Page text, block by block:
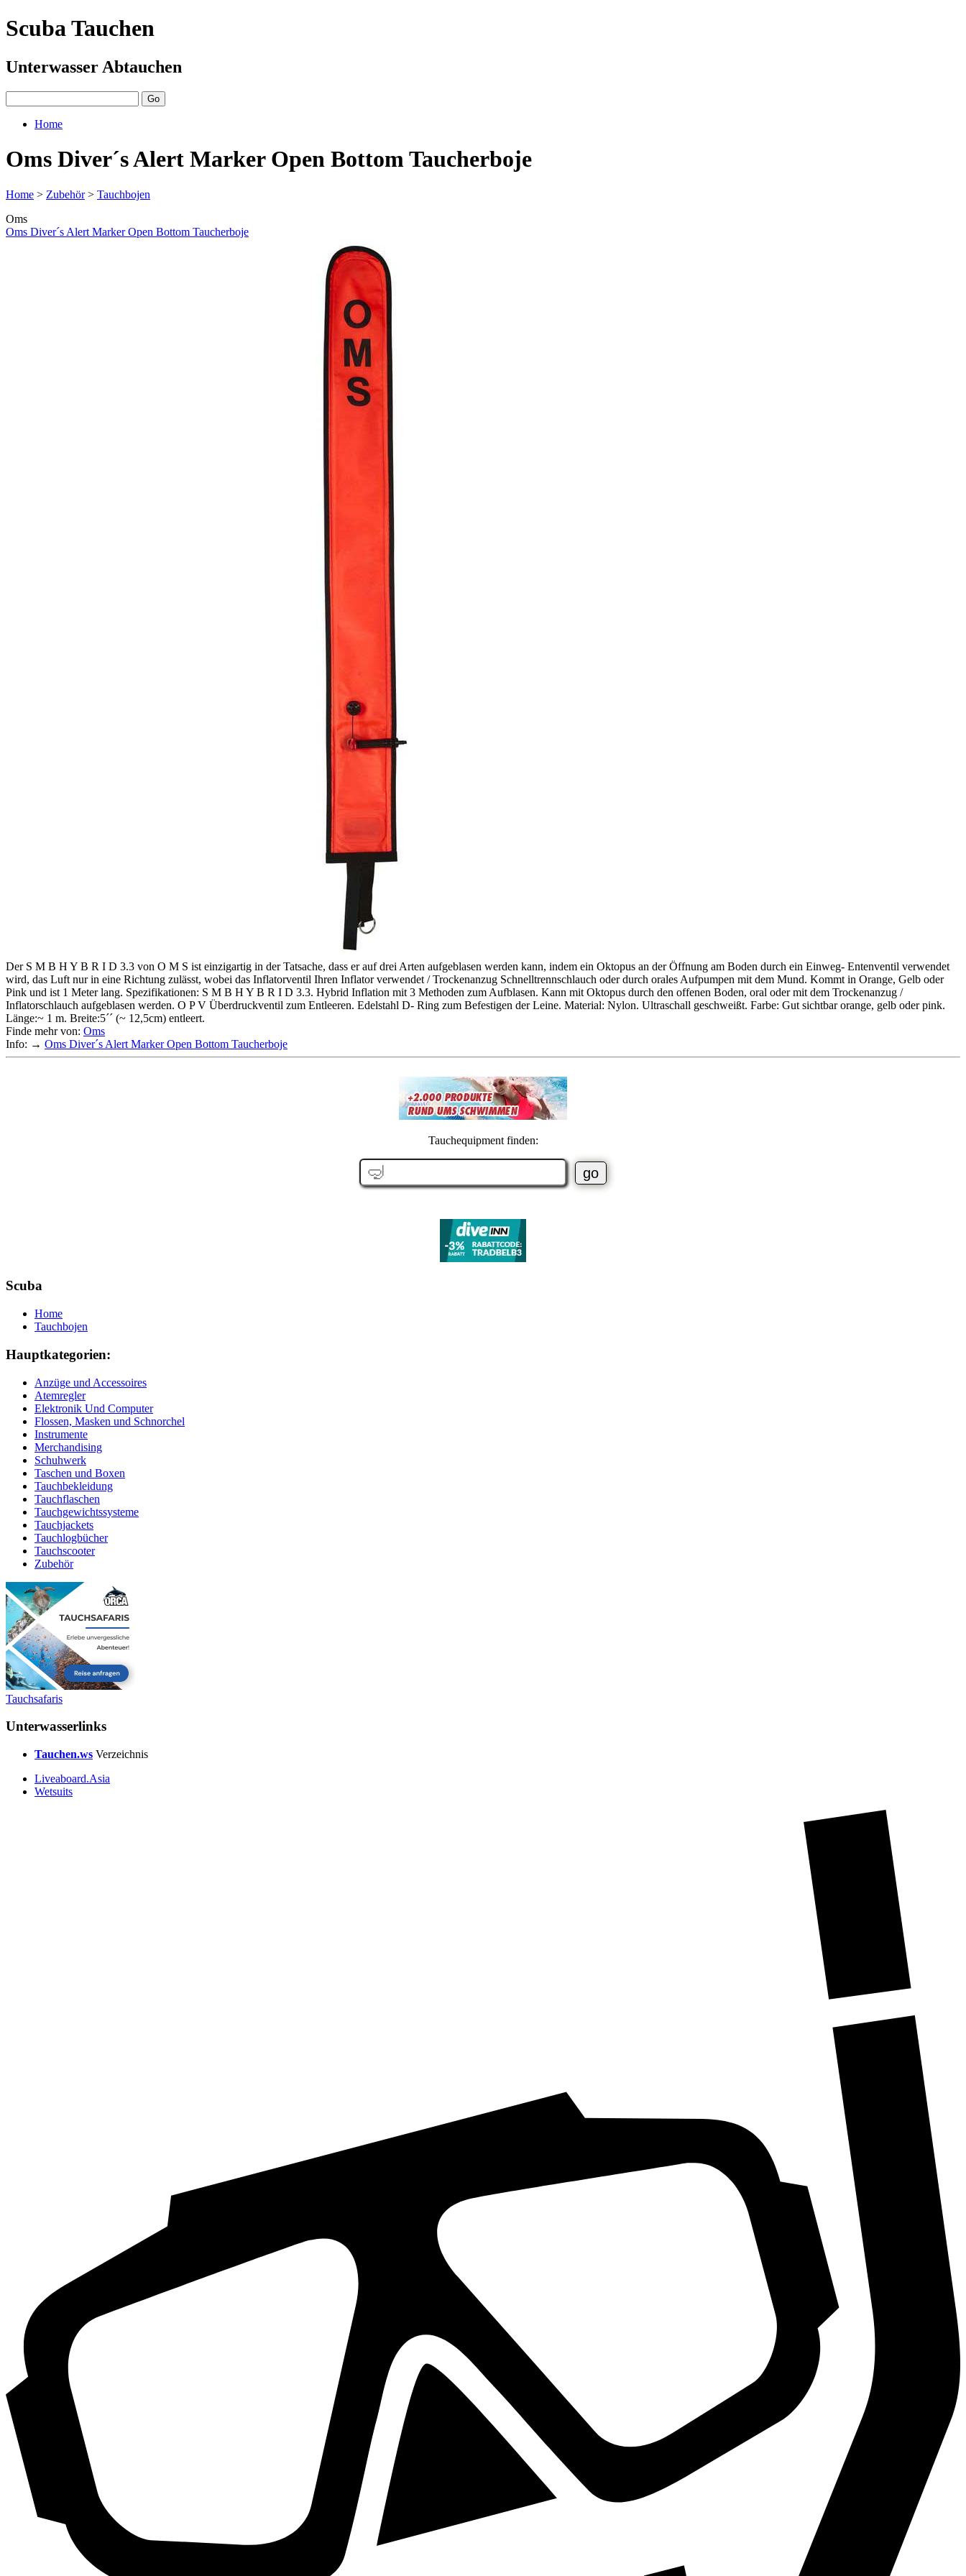
Scuba Tauchen
Unterwasser Abtauchen
Home
Oms Diver´s Alert Marker Open Bottom Taucherboje
Home > Zubehör> Tauchbojen
Oms
Oms Diver´s Alert Marker Open Bottom Taucherboje
Der S M B H Y B R I D 3.3 von O M S ist einzigartig in der Tatsache, dass er auf drei Arten aufgeblasen werden kann, indem ein Oktopus an der Öffnung am Boden durch ein Einweg- Entenventil verwendet
wird, das Luft nur in eine Richtung zulässt, wobei das Inflatorventil Ihren Inflator verwendet / Trockenanzug Schnelltrennschlauch oder durch orales Aufpumpen mit dem Mund. Kommt in Orange, Gelb oder
Pink und ist 1 Meter lang. Spezifikationen: S M B H Y B R I D 3.3. Hybrid Inflation mit 3 Methoden zum Aufblasen. Kann mit Oktopus durch den offenen Boden, oral oder mit dem Trockenanzug /
Inflatorschlauch aufgeblasen werden. O P V Überdruckventil zum Entleeren. Edelstahl D- Ring zum Befestigen der Leine. Material: Nylon. Ultraschall geschweißt. Farbe: Gut sichtbar orange, gelb oder pink.
Länge:~ 1 m. Breite:5´´ (~ 12,5cm) entleert.
Finde mehr von: Oms
Info: → Oms Diver´s Alert Marker Open Bottom Taucherboje
Tauchequipment finden:
Scuba
Home
Tauchbojen
Hauptkategorien:
Anzüge und Accessoires
Atemregler
Elektronik Und Computer
Flossen, Masken und Schnorchel
Instrumente
Merchandising
Schuhwerk
Taschen und Boxen
Tauchbekleidung
Tauchflaschen
Tauchgewichtssysteme
Tauchjackets
Tauchlogbücher
Tauchscooter
Zubehör
Tauchsafaris
Unterwasserlinks
Tauchen.ws Verzeichnis
Liveaboard.Asia
Wetsuits